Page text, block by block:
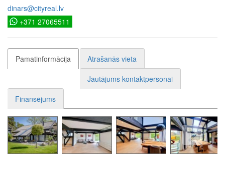
dinars@cityreal.lv
+371 27065511
Pamatinformācija
Atrašanās vieta
Jautājums kontaktpersonai
Finansējums